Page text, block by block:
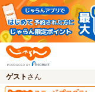
ゲスト さん